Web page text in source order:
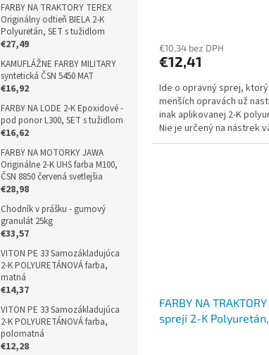
FARBY NA TRAKTORY TEREX
Originálny odtieň BIELA 2-K
Polyuretán, SET s tužidlom
€27,49
KAMUFLÁŽNE FARBY MILITARY
syntetická ČSN 5450 MAT
€16,92
FARBY NA LODE 2-K Epoxidové -
pod ponor L300, SET s tužidlom
€16,62
FARBY NA MOTORKY JAWA
Originálne 2-K UHS farba M100,
ČSN 8850 červená svetlejšia
€28,98
Chodník v prášku - gumový
granulát 25kg
€33,57
VITON PE 33 Samozákladujúca
2-K POLYURETÁNOVÁ farba,
matná
€14,37
VITON PE 33 Samozákladujúca
2-K POLYURETÁNOVÁ farba,
polomatná
€12,28
€10,34 bez DPH
€12,41
Ide o opravný sprej,
menších opravách už
inak aplikovanej 2-K
Nie je určený na nástrek
dôvodu...
FARBY NA
spreji 2-K Polyuretán,